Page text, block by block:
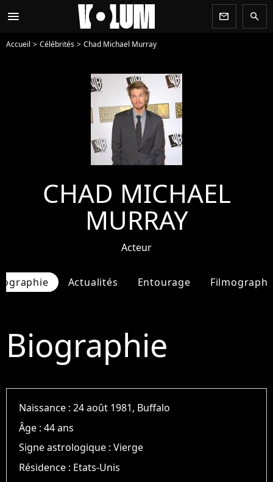
menu newsletter search
Accueil Célébrités Chad Michael Murray
CHAD MICHAEL
MURRAY
Acteur
Actualités Entourage
Biographie
Naissance :24 août 1981, Buffalo
Âge :44 ans
Signe astrologique :Vierge
Résidence : Etats-Unis